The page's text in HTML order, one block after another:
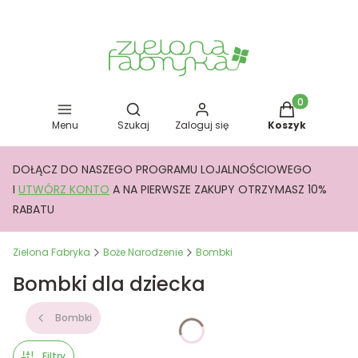
Menu
Otwórz wyszukiwarkę
Szukaj Zaloguj się
Produkty w
Koszyk
DOŁĄCZ DO NASZEGO PROGRAMU LOJALNOŚCIOWEGO
I UTWÓRZ KONTO A NA PIERWSZE ZAKUPY OTRZYMASZ 10%
RABATU
Zielona Fabryka Boże Narodzenie Bombki
Bombki dla dziecka
Bombki